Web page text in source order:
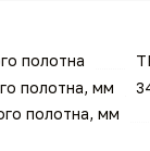
полотна
полотна, мм
полотна, мм